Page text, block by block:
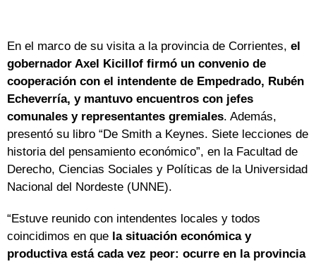
En el marco de su visita a la provincia de Corrientes, el
gobernador Axel Kicillof firmó un convenio de
cooperación con el intendente de Empedrado, Rubén
Echeverría, y mantuvo encuentros con jefes
comunales y representantes gremiales. Además,
presentó su libro “De Smith a Keynes. Siete lecciones de
historia del pensamiento económico”, en la Facultad de
Derecho, Ciencias Sociales y Políticas de la Universidad
Nacional del Nordeste (UNNE).
“Estuve reunido con intendentes locales y todos
coincidimos en que la situación económica y
productiva está cada vez peor: ocurre en la provincia